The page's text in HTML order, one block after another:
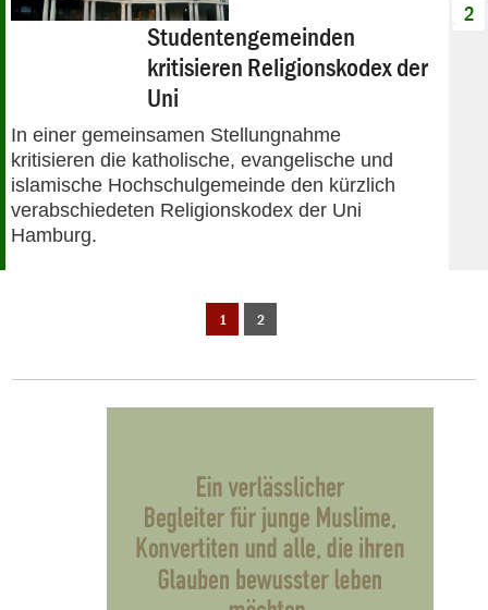
Studentengemeinden
kritisieren Religionskodex der
Uni
In einer gemeinsamen Stellungnahme
kritisieren die katholische, evangelische und
islamische Hochschulgemeinde den kürzlich
verabschiedeten Religionskodex der Uni
Hamburg.
2
1 2